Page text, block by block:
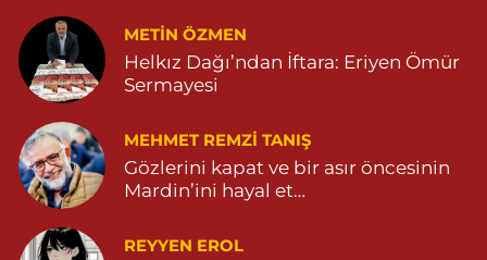
Yavuz Eczanesi
MARDİN CADDE NO:20A 04825712234
0 (482) 571 22 34 Yol Tarifi Al
METIN ÖZMEN
Helkız Dağı’ndan İftara: Eriyen Ömür
Sermayesi
MEHMET REMZI TANIŞ
Gözlerini kapat ve bir asır öncesinin
Mardin’ini hayal et…
REYYEN EROL